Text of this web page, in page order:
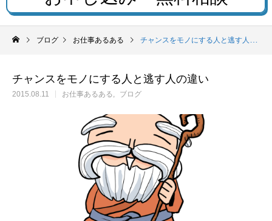
ブログ お仕事あるある チャンスをモノにする人と逃す人の違い
チャンスをモノにする人と逃す人の違い
2015.08.11 お仕事あるある ブログ